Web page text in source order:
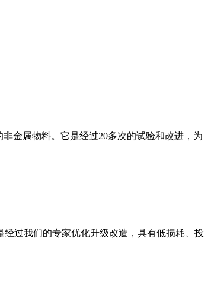
金属物料。它是经过20多次的试验和改进，为
过我们的专家优化升级改造，具有低损耗、投